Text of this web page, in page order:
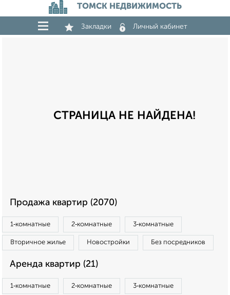
ТОМСК НЕДВИЖИМОСТЬ
Закладки Личный кабинет
СТРАНИЦА НЕ НАЙДЕНА!
Продажа квартир (2070)
1‑комнатные 2‑комнатные 3‑комнатные
Вторичное жилье Новостройки Без посредников
Аренда квартир (21)
1‑комнатные 2‑комнатные 3‑комнатные